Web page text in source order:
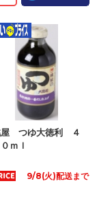
屋 つゆ大徳利 ４
ｍｌ
9/8(火)配送まで